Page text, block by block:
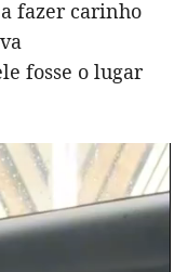
fazer carinho
fosse o lugar